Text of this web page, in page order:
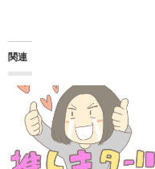
み
中…
関連